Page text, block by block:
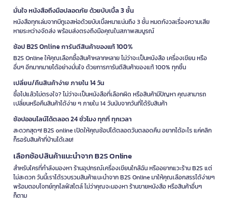
มั่นใจ หนังสือถึงมือปลอดภัย ด้วยบับเบิ้ล 3 ชั้น
หนังสือทุกเล่มจากบีทูเอสห่อด้วยบับเบิ้ลหนาแน่นถึง 3 ชั้น หมดกังวลเรื่องความเสีย
หายระหว่างจัดส่ง พร้อมส่งตรงถึงมือคุณในสภาพสมบูรณ์
ช้อป B2S Online การันตีสินค้าของแท้ 100%
B2S Online ให้คุณเลือกซื้อสินค้าหลากหลาย ไม่ว่าจะเป็นหนังสือ เครื่องเขียน หรือ
อื่นๆ อีกมากมายได้อย่างมั่นใจ ด้วยการการันตีสินค้าของแท้ 100% ทุกชิ้น
เปลี่ยน/คืนสินค้าง่าย ภายใน 14 วัน
ซื้อไปแล้วไม่ตรงใจ? ไม่ว่าจะเป็นหนังสือที่เลือกผิด หรือสินค้ามีปัญหา คุณสามารถ
เปลี่ยนหรือคืนสินค้าได้ง่าย ๆ ภายใน 14 วันนับจากวันที่ได้รับสินค้า
ช้อปออนไลน์ได้ตลอด 24 ชั่วโมง ทุกที่ ทุกเวลา
สะดวกสุดๆ! B2S online เปิดให้คุณช้อปได้ตลอดวันตลอดคืน อยากได้อะไร แค่คลิก
ก็รอรับสินค้าที่บ้านได้เลย!
เลือกช้อปสินค้าแนะนำจาก B2S Online
สำหรับใครที่กำลังมองหา ร้านอุปกรณ์เครื่องเขียนใกล้ฉัน หรืออยากแวะร้าน B2S แต่
ไม่สะดวก วันนี้เราได้รวบรวมสินค้าแนะนำจาก B2S Online มาให้คุณเลือกสรรได้ง่ายๆ
พร้อมตอบโจทย์ทุกไลฟ์สไตล์ ไม่ว่าคุณจะมองหา ร้านขายหนังสือ หรือสินค้าอื่นๆ
ก็ตาม